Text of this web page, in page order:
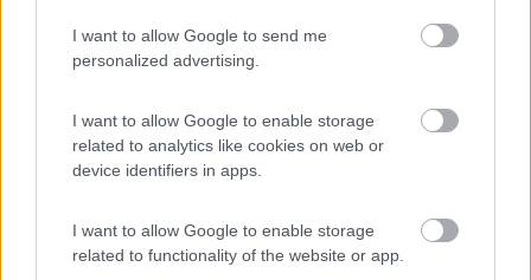
I want to allow Google to send me
personalized advertising.
I want to allow Google to enable storage
related to analytics like cookies on web or
device identifiers in apps.
I want to allow Google to enable storage
related to functionality of the website or app.
9.5 Sarteano(SI)
Campeggio